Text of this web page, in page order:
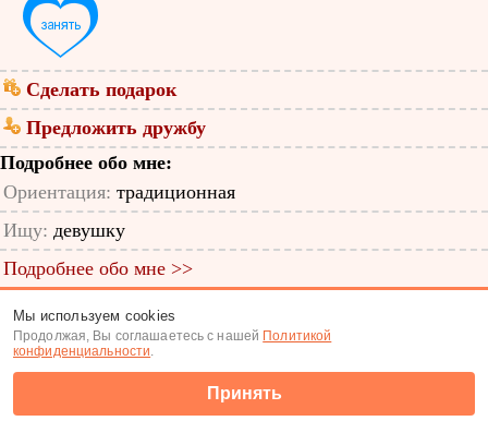
Сделать подарок
Предложить дружбу
Подробнее обо мне:
Ориентация: традиционная
Ищу: девушку
Подробнее обо мне >>
ID анкеты: 18404428
Знакомства|Поиск анкет
Мы используем cookies
Продолжая, Вы соглашаетесь с нашей Политикой
конфиденциальности.
Принять